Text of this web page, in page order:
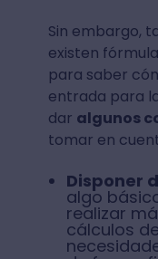
Sin embargo,
existen
para saber
entrada para
dar algunos
tomar en
Disponer
algo
realizar
cálculos